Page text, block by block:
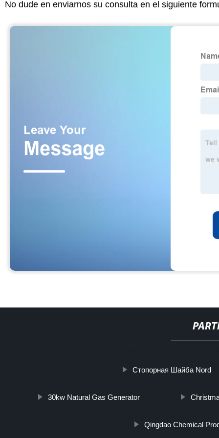
No dude en enviarnos su consulta en el siguiente
Стопорная Шайба Nord
30kw Natural Gas Generator
Qingdao Chemical